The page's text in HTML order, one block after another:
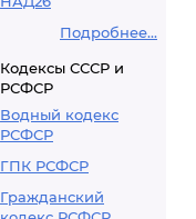
Подробнее...
Кодексы СССР и
РСФСР
Водный кодекс
РСФСР
ГПК РСФСР
Гражданский